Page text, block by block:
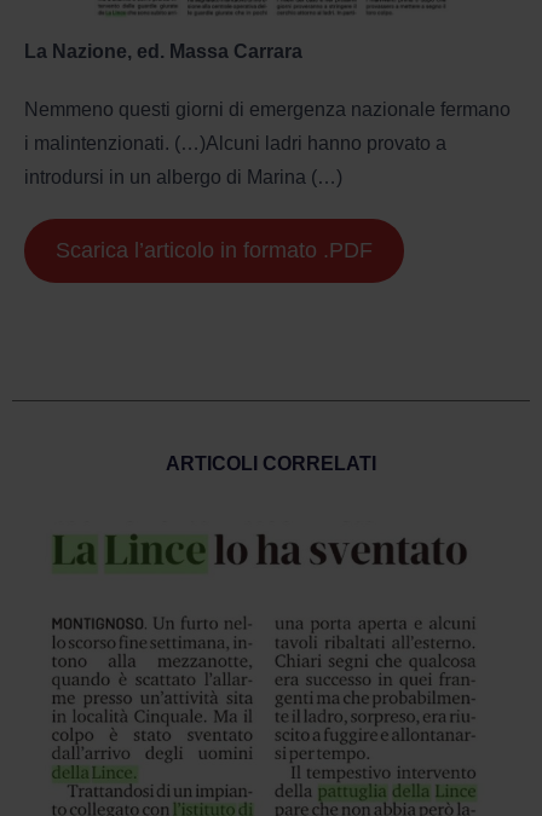
La Nazione, ed. Massa Carrara
Nemmeno questi giorni di emergenza nazionale fermano
i malintenzionati. (…)Alcuni ladri hanno provato a
introdursi in un albergo di Marina (…)
Scarica l’articolo in formato .PDF
ARTICOLI CORRELATI